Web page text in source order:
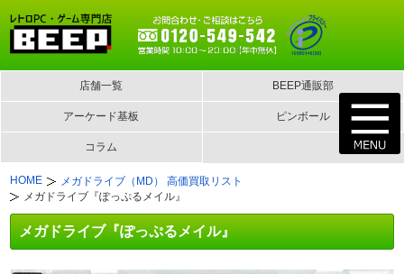
店舗一覧 BEEP通販部
アーケード基板 ピンボール
コラム
HOME
メガドライブ（MD） 高価買取リスト
メガドライブ『ぽっぷるメイル』
メガドライブ『ぽっぷるメイル』